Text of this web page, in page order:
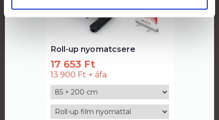
Roll-up nyomatcsere
17 653 Ft
13 900 Ft